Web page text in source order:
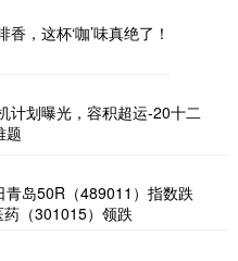
，这杯‘咖’味真绝了！
计划曝光，容积超运-20十二
题
岛50R（489011）指数跌
（301015）领跌